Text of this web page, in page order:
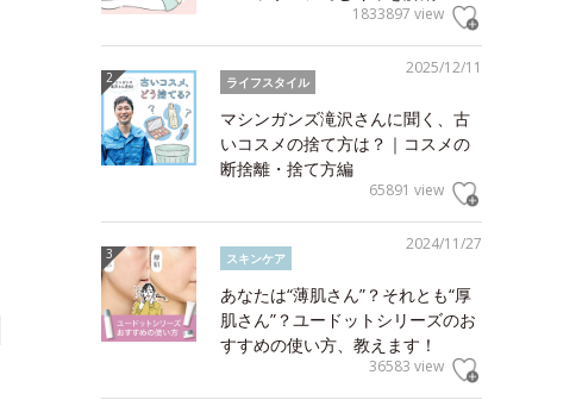
1833897 view
2025/12/11
ライフスタイル
マシンガンズ滝沢さんに聞く、古
いコスメの捨て方は？｜コスメの
断捨離・捨て方編
65891 view
2024/11/27
スキンケア
あなたは“薄肌さん”？それとも“厚
肌さん”？ユードットシリーズのお
すすめの使い方、教えます！
36583 view